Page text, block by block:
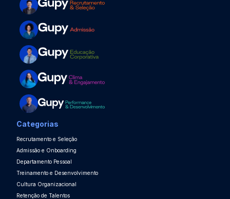
Categorias
Recrutamento e Seleção
Admissão e Onboarding
Departamento Pessoal
Treinamento e Desenvolvimento
Cultura Organizacional
Retenção de Talentos